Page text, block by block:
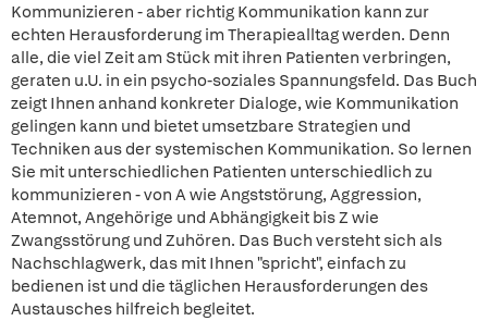
Kommunizieren - aber richtig Kommunikation kann zur
echten Herausforderung im Therapiealltag werden. Denn
alle, die viel Zeit am Stück mit ihren Patienten verbringen,
geraten u.U. in ein psycho-soziales Spannungsfeld. Das Buch
zeigt Ihnen anhand konkreter Dialoge, wie Kommunikation
gelingen kann und bietet umsetzbare Strategien und
Techniken aus der systemischen Kommunikation. So lernen
Sie mit unterschiedlichen Patienten unterschiedlich zu
kommunizieren - von A wie Angststörung, Aggression,
Atemnot, Angehörige und Abhängigkeit bis Z wie
Zwangsstörung und Zuhören. Das Buch versteht sich als
Nachschlagwerk, das mit Ihnen "spricht", einfach zu
bedienen ist und die täglichen Herausforderungen des
Austausches hilfreich begleitet.